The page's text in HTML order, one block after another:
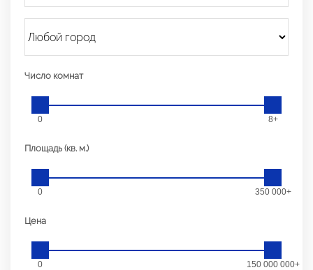
Число комнат
0 8+
Площадь (кв. м.)
0 350 000+
Цена
0 150 000 000+